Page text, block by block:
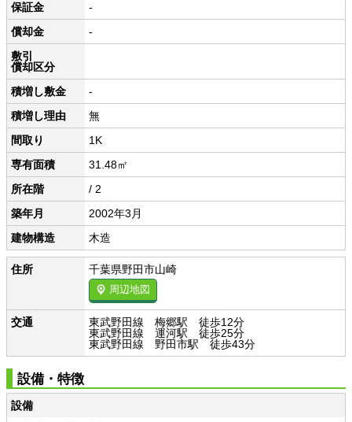
保証金
-
償却金
-
敷引
償却区分
積増し敷金
-
積増し理由
無
間取り
1K
専有面積
31.48㎡
所在階
/ 2
築年月
2002年3月
建物構造
木造
住所 千葉県野田市山崎
周辺地図
交通
東武野田線 梅郷駅 徒歩12分
東武野田線 運河駅 徒歩25分
東武野田線 野田市駅 徒歩43分
設備・特徴
設備